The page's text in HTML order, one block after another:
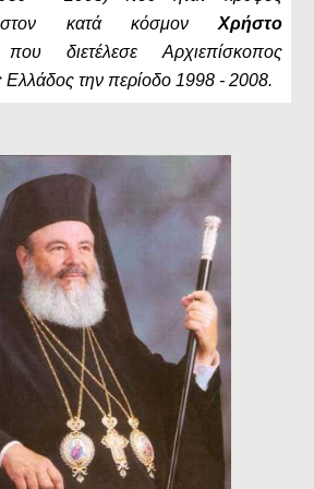
κατά κόσμον Χρήστο
διετέλεσε Αρχιεπίσκοπος
την περίοδο 1998 - 2008.